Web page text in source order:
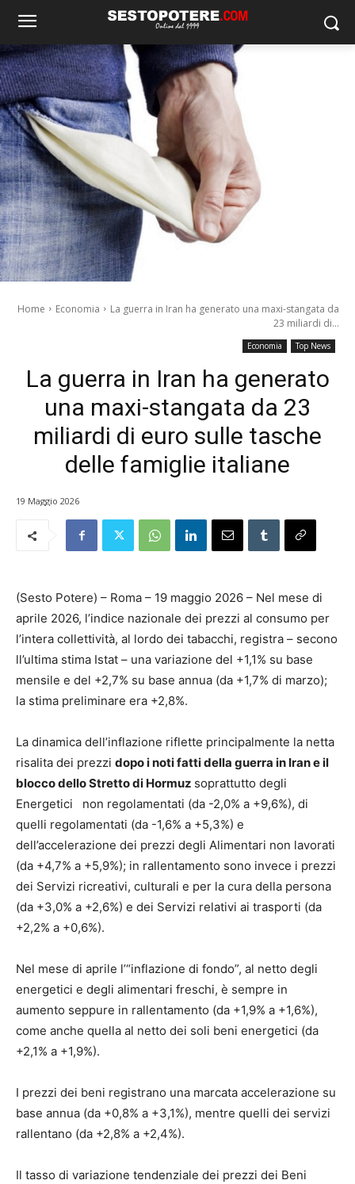
Home Economia
La guerra in Iran ha generato una maxi-stangata da
23 miliardi di...
Economia Top News
La guerra in Iran ha generato
una maxi-stangata da 23
miliardi di euro sulle tasche
delle famiglie italiane
19 Maggio 2026
(Sesto Potere) – Roma – 19 maggio 2026 – Nel mese di
aprile 2026, l’indice nazionale dei prezzi al consumo per
l’intera collettività, al lordo dei tabacchi, registra – secono
ll’ultima stima Istat – una variazione del +1,1% su base
mensile e del +2,7% su base annua (da +1,7% di marzo);
la stima preliminare era +2,8%.
La dinamica dell’inflazione riflette principalmente la netta
risalita dei prezzi dopo i noti fatti della guerra in Iran e il
blocco dello Stretto di Hormuz soprattutto degli
Energetici non regolamentati (da -2,0% a +9,6%), di
quelli regolamentati (da -1,6% a +5,3%) e
dell’accelerazione dei prezzi degli Alimentari non lavorati
(da +4,7% a +5,9%); in rallentamento sono invece i prezzi
dei Servizi ricreativi, culturali e per la cura della persona
(da +3,0% a +2,6%) e dei Servizi relativi ai trasporti (da
+2,2% a +0,6%).
Nel mese di aprile l’“inflazione di fondo”, al netto degli
energetici e degli alimentari freschi, è sempre in
aumento seppure in rallentamento (da +1,9% a +1,6%),
come anche quella al netto dei soli beni energetici (da
+2,1% a +1,9%).
I prezzi dei beni registrano una marcata accelerazione su
base annua (da +0,8% a +3,1%), mentre quelli dei servizi
rallentano (da +2,8% a +2,4%).
Il tasso di variazione tendenziale dei prezzi dei Beni